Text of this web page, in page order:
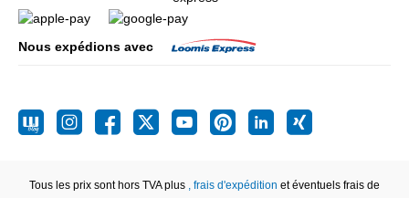
Nous expédions avec
Tous les prix sont hors TVA plus , frais d'expédition et éventuels frais de